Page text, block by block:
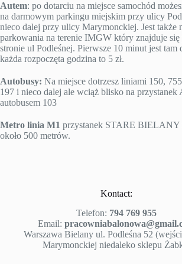
Autem: po dotarciu na miejsce samochód
na darmowym parkingu miejskim przy ulicy
nieco dalej przy ulicy Marymonckiej. Jest także
parkowania na terenie IMGW który znajduje się
stronie ul Podleśnej. Pierwsze 10 minut jest tam
każda rozpoczęta godzina to 5 zł.
Autobusy: Na miejsce dotrzesz liniami 150,
197 i nieco dalej ale wciąż blisko na przystanek
autobusem 103
Metro linia M1 przystanek STARE BIELANY
około 500 metrów.
Kontact:
Telefon: 794 769 955
Email:
Warszawa Bielany ul. Podleśna 52
Marymonckiej niedaleko sklepu